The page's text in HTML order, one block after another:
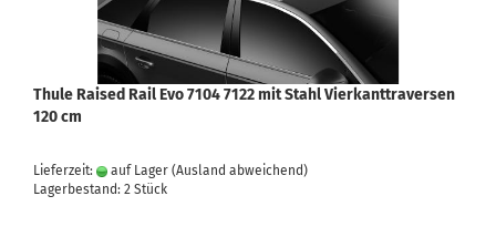
Thule Raised Rail Evo 7104 7122 mit Stahl Vierkanttraversen
120 cm
Lieferzeit: auf Lager (Ausland abweichend)
Lagerbestand: 2 Stück